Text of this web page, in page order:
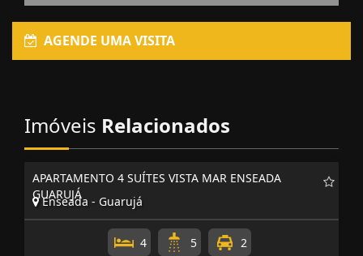
AGENDE UMA VISITA
Imóveis Relacionados
APARTAMENTO 4 SUÍTES VISTA MAR ENSEADA
GUARUJÁ
Enseada - Guarujá
4 5 2